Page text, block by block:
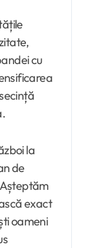
cu
la
de
exact
oameni